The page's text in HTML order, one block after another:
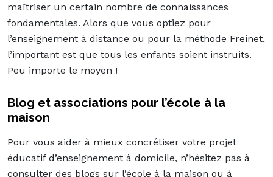
maîtriser un certain nombre de connaissances
fondamentales. Alors que vous optiez pour
l’enseignement à distance ou pour la méthode Freinet,
l’important est que tous les enfants soient instruits.
Peu importe le moyen !
Blog et associations pour l’école à la
maison
Pour vous aider à mieux concrétiser votre projet
éducatif d’enseignement à domicile, n’hésitez pas à
consulter des blogs sur l’école à la maison ou à